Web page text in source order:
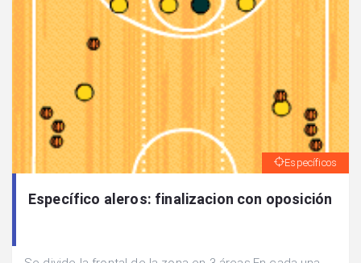
Específicos
Específico aleros: finalizacion con oposición